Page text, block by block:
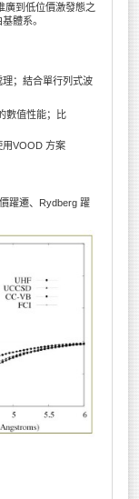
廣到低位價激發態之
體系。
；結合單行列式波
數值性能；比
用VOOD 方案
躍遷、Rydberg 躍